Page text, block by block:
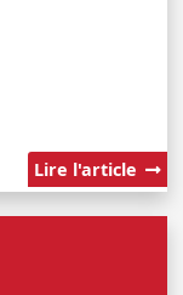
Lire l'article